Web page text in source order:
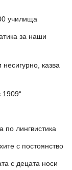
училища
за наши
казва
1909“
лингвистика
с постоянство
с децата носи